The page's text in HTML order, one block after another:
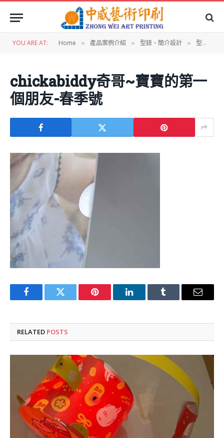
YOU ARE AT: Home » 產品案例介紹 » 型錄、簡介設計 » 型錄設計：奇哥寶寶的第一個朋友~春季號
chickabiddy奇哥~寶寶的第一
個朋友-春季號
FacebookTwitter Pinterest LinkedInTumblr Email
RELATED POSTS